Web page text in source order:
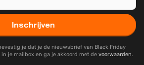
Inschrijven
je dat je de nieuwsbrief van Black Friday
je mailbox en ga je akkoord met de voorwaarden.